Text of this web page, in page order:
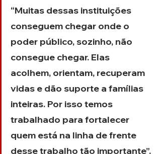
“Muitas dessas instituições
conseguem chegar onde o
poder público, sozinho, não
consegue chegar. Elas
acolhem, orientam, recuperam
vidas e dão suporte a famílias
inteiras. Por isso temos
trabalhado para fortalecer
quem está na linha de frente
desse trabalho tão importante”,